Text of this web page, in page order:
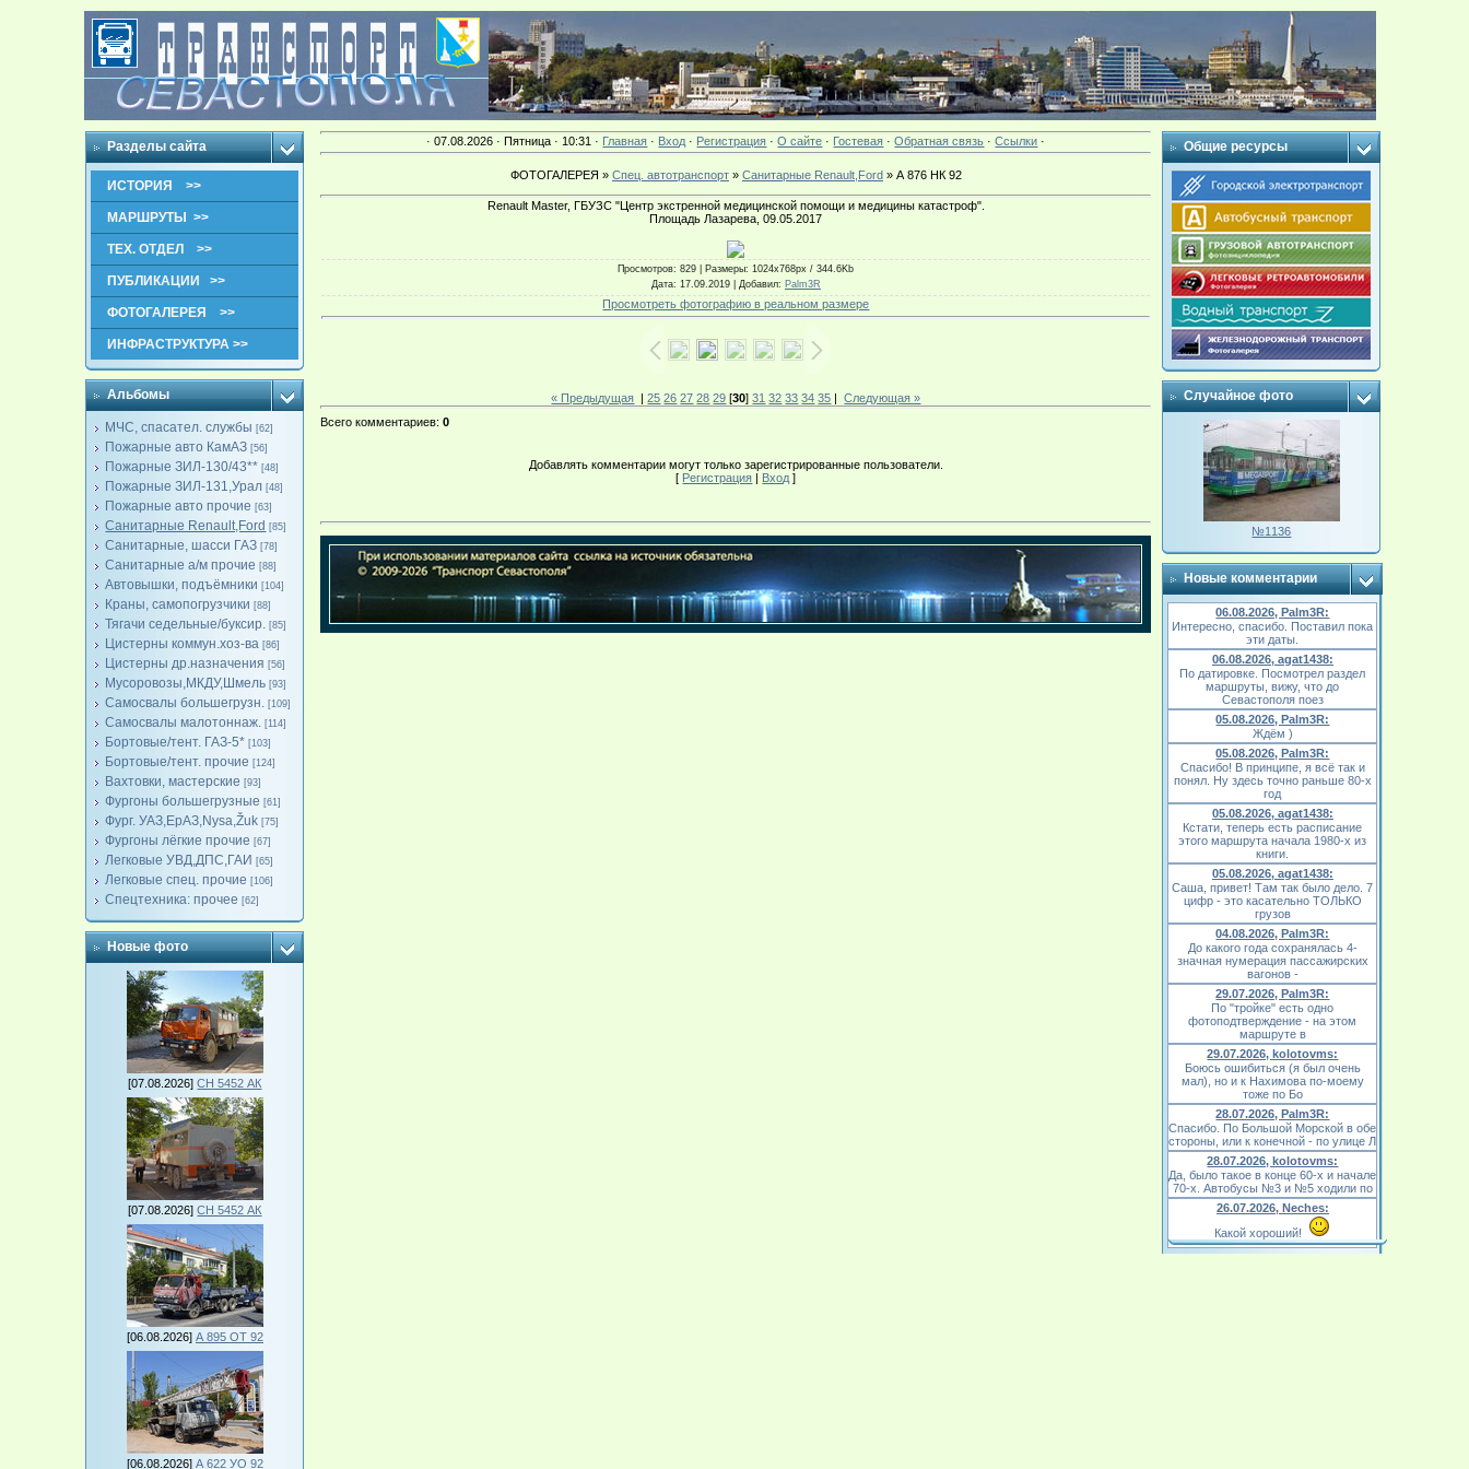
Разделы сайта
ИСТОРИЯ >>
МАРШРУТЫ >>
ТЕХ. ОТДЕЛ >>
ПУБЛИКАЦИИ >>
ФОТОГАЛЕРЕЯ >>
ИНФРАСТРУКТУРА >>
Альбомы
МЧС, спасател. службы [62]
Пожарные авто КамАЗ [56]
Пожарные ЗИЛ-130/43** [48]
Пожарные ЗИЛ-131,Урал [48]
Пожарные авто прочие [63]
Санитарные Renault,Ford [85]
Санитарные, шасси ГАЗ [78]
Санитарные а/м прочие [88]
Автовышки, подъёмники [104]
Краны, самопогрузчики [88]
Тягачи седельные/буксир. [85]
Цистерны коммун.хоз-ва [86]
Цистерны др.назначения [56]
Мусоровозы,МКДУ,Шмель [93]
Самосвалы большегрузн. [109]
Самосвалы малотоннаж. [114]
Бортовые/тент. ГАЗ-5* [103]
Бортовые/тент. прочие [124]
Вахтовки, мастерские [93]
Фургоны большегрузные [61]
Фург. УАЗ,ЕрАЗ,Nysa,Žuk [75]
Фургоны лёгкие прочие [67]
Легковые УВД,ДПС,ГАИ [65]
Легковые спец. прочие [106]
Спецтехника: прочее [62]
Новые фото
[07.08.2026]СН 5452 АК
[07.08.2026]СН 5452 АК
[06.08.2026] А 895 ОТ 92
[06.08.2026] А 622 УО 92
· 07.08.2026 · Пятница · 10:31 · Главная · Вход · Регистрация ·О сайте · Гостевая ·Обратная связь ·Ссылки ·
ФОТОГАЛЕРЕЯ » Спец. автотранспорт» Санитарные Renault,Ford» А 876 НК 92
Renault Master, ГБУЗС "Центр экстренной медицинской помощи и медицины катастроф".
Площадь Лазарева, 09.05.2017
Просмотров: 829 | Размеры: 1024x768px / 344.6Kb
Дата: 17.09.2019 | Добавил: Palm3R
Просмотреть фотографию в реальном размере
« Предыдущая |25 26 27 28 29 [30]31 32 33 34 35 |Следующая »
Всего комментариев:0
Добавлять комментарии могут только зарегистрированные пользователи.
[ Регистрация | Вход ]
Общие ресурсы
Случайное фото
№1136
Новые комментарии
06.08.2026, Palm3R:
Интересно, спасибо. Поставил пока
эти даты.
06.08.2026, agat1438:
По датировке. Посмотрел раздел
маршруты, вижу, что до
Севастополя поез
05.08.2026, Palm3R:
Ждём )
05.08.2026, Palm3R:
Спасибо! В принципе, я всё так и
понял. Ну здесь точно раньше 80-х
год
05.08.2026, agat1438:
Кстати, теперь есть расписание
этого маршрута начала 1980-х из
книги.
05.08.2026, agat1438:
Саша, привет! Там так было дело. 7
цифр - это касательно ТОЛЬКО
грузов
04.08.2026, Palm3R:
До какого года сохранялась 4-
значная нумерация пассажирских
вагонов -
29.07.2026, Palm3R:
По "тройке" есть одно
фотоподтверждение - на этом
маршруте в
29.07.2026, kolotovms:
Боюсь ошибиться (я был очень
мал), но и к Нахимова по-моему
тоже по Бо
28.07.2026, Palm3R:
Спасибо. По Большой Морской в обе
стороны, или к конечной - по улице Л
28.07.2026, kolotovms:
Да, было такое в конце 60-х и начале
70-х. Автобусы №3 и №5 ходили по
26.07.2026, Neches:
Какой хороший!